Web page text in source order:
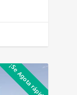
¡Se Agota rápido!